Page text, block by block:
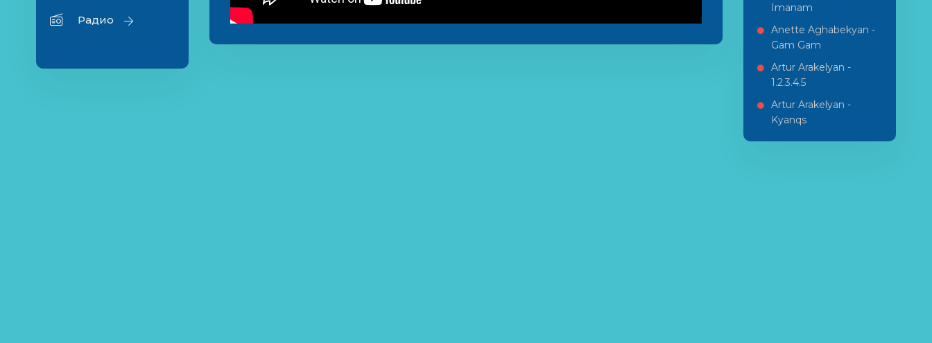
Радио
Imanam
Anette Aghabekyan -
Gam Gam
Artur Arakelyan -
1.2.3.4.5
Artur Arakelyan -
Kyanqs